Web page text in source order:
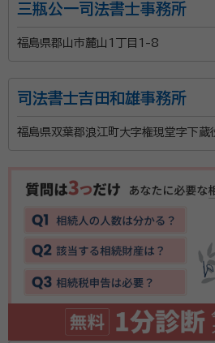
三瓶公一司法書士事務所
福島県郡山市麓山1丁目1-8
司法書士吉田和雄事務所
福島県双葉郡浪江町大字権現堂字下